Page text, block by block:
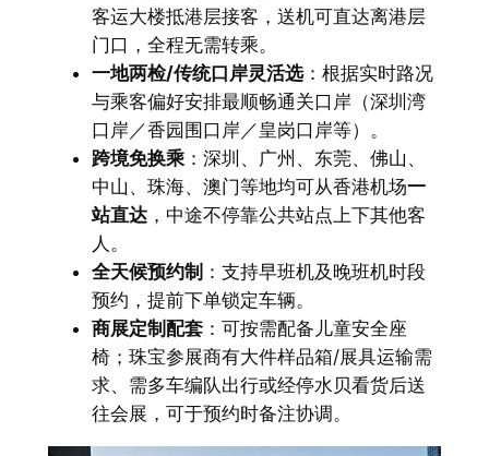
客运大楼抵港层接客，送机可直达离港层
门口，全程无需转乘。
一地两检/传统口岸灵活选：根据实时路况
与乘客偏好安排最顺畅通关口岸（深圳湾
口岸／香园围口岸／皇岗口岸等）。
跨境免换乘：深圳、广州、东莞、佛山、
中山、珠海、澳门等地均可从香港机场一
站直达，中途不停靠公共站点上下其他客
人。
全天候预约制 ：支持早班机及晚班机时段
预约，提前下单锁定车辆。
商展定制配套：可按需配备儿童安全座
椅；珠宝参展商有大件样品箱/展具运输需
求、需多车编队出行或经停水贝看货后送
往会展，可于预约时备注协调。